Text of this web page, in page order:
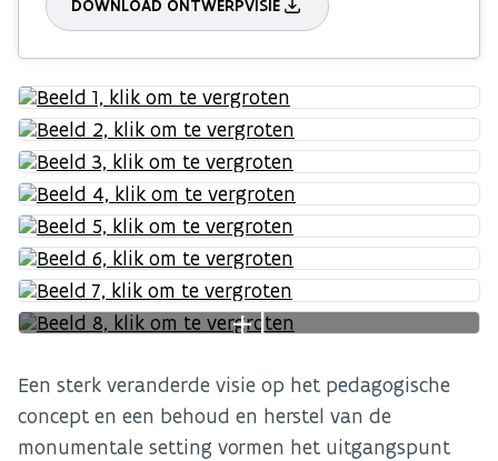
DOWNLOAD ONTWERPVISIE
+1
Een sterk veranderde visie op het pedagogische
concept en een behoud en herstel van de
monumentale setting vormen het uitgangspunt